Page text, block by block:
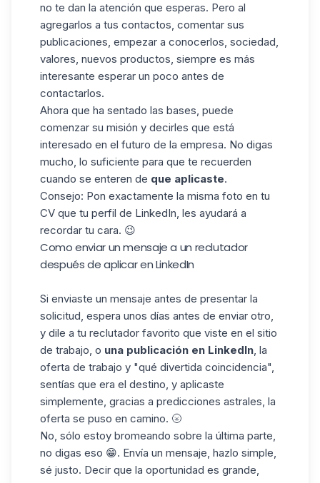
no te dan la atención que esperas. Pero al
agregarlos a tus contactos, comentar sus
publicaciones, empezar a conocerlos, sociedad,
valores, nuevos productos, siempre es más
interesante esperar un poco antes de
contactarlos.
Ahora que ha sentado las bases, puede
comenzar su misión y decirles que está
interesado en el futuro de la empresa. No digas
mucho, lo suficiente para que te recuerden
cuando se enteren de que aplicaste.
Consejo: Pon exactamente la misma foto en tu
CV que tu perfil de LinkedIn, les ayudará a
recordar tu cara. 😉
Como enviar un mensaje a un reclutador
después de aplicar en LinkedIn
Si enviaste un mensaje antes de presentar la
solicitud, espera unos días antes de enviar otro,
y dile a tu reclutador favorito que viste en el sitio
de trabajo, o una publicación en LinkedIn, la
oferta de trabajo y "qué divertida coincidencia",
sentías que era el destino, y aplicaste
simplemente, gracias a predicciones astrales, la
oferta se puso en camino. 🌝
No, sólo estoy bromeando sobre la última parte,
no digas eso 😁. Envía un mensaje, hazlo simple,
sé justo. Decir que la oportunidad es grande,